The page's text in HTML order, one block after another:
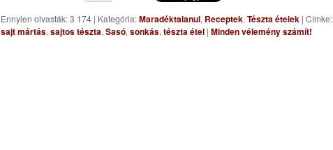
Ennyien olvasták: 3 174 | Kategória:Maradéktalanul, Receptek, Tészta ételek | Címke:
sajt mártás, sajtos tészta, Sasó, sonkás, tészta étel | Minden vélemény számít!